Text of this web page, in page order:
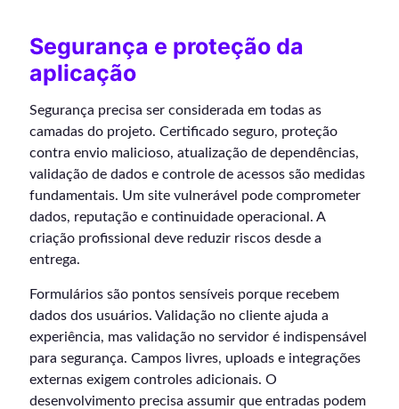
Segurança e proteção da
aplicação
Segurança precisa ser considerada em todas as
camadas do projeto. Certificado seguro, proteção
contra envio malicioso, atualização de dependências,
validação de dados e controle de acessos são medidas
fundamentais. Um site vulnerável pode comprometer
dados, reputação e continuidade operacional. A
criação profissional deve reduzir riscos desde a
entrega.
Formulários são pontos sensíveis porque recebem
dados dos usuários. Validação no cliente ajuda a
experiência, mas validação no servidor é indispensável
para segurança. Campos livres, uploads e integrações
externas exigem controles adicionais. O
desenvolvimento precisa assumir que entradas podem